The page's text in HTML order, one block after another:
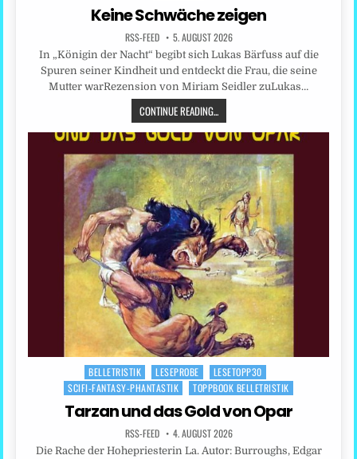
in
Keine Schwäche zeigen
RSS-FEED 5. AUGUST 2026
In „Königin der Nacht“ begibt sich Lukas Bärfuss auf die
Spuren seiner Kindheit und entdeckt die Frau, die seine
Mutter warRezension von Miriam Seidler zuLukas…
CONTINUE READING...
Posted
in
BELLETRISTIK LESEPROBE
LESETOPP30
SCIFI-FANTASY-PHANTASTIK
TOPPBOOK BELLETRISTIK
Tarzan und das Gold von Opar
RSS-FEED 4. AUGUST 2026
Die Rache der Hohepriesterin La. Autor: Burroughs, Edgar